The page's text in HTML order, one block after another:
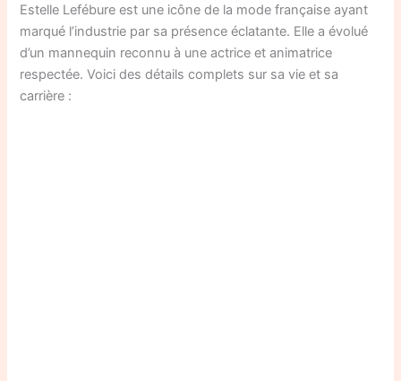
Estelle Lefébure est une icône de la mode française ayant
marqué l’industrie par sa présence éclatante. Elle a évolué
d’un mannequin reconnu à une actrice et animatrice
respectée. Voici des détails complets sur sa vie et sa
carrière :